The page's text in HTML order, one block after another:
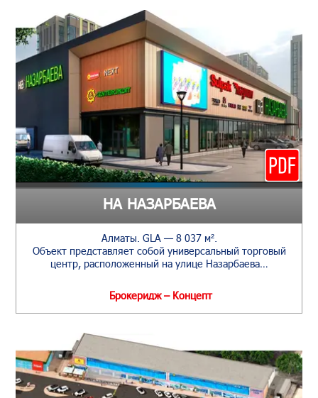
НА НАЗАРБАЕВА
Алматы. GLA — 8 037 м².
Объект представляет собой универсальный торговый
центр, расположенный на улице Назарбаева…
Брокеридж – Концепт